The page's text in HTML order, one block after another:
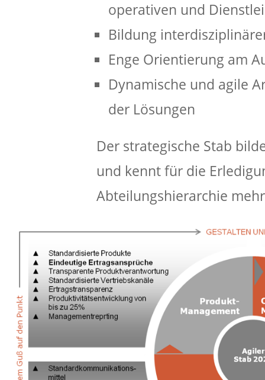
operativen und
Bildung
Enge Orientierung am
Dynamische und agile
der Lösungen
Der strategische Stab
und kennt für die
Abteilungshierarchie